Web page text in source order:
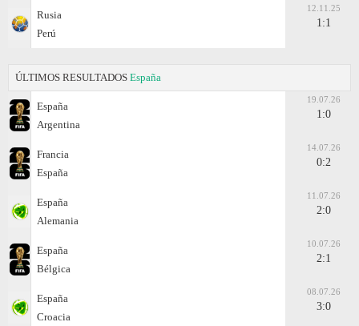
Rusia
Perú
12.11.25
1:1
ÚLTIMOS RESULTADOS España
España
Argentina
19.07.26
1:0
Francia
España
14.07.26
0:2
España
Alemania
11.07.26
2:0
España
Bélgica
10.07.26
2:1
España
Croacia
08.07.26
3:0